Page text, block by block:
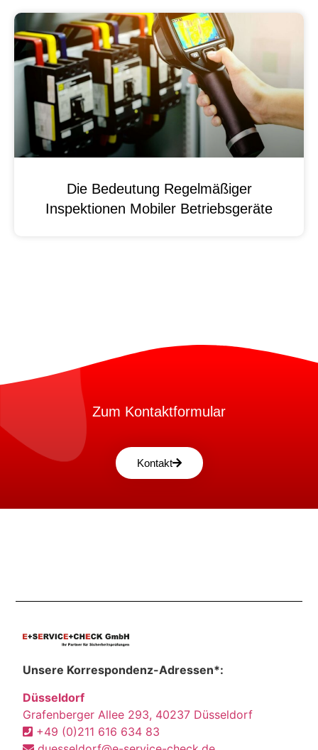
Die Bedeutung Regelmäßiger
Inspektionen Mobiler Betriebsgeräte
Zum Kontaktformular
Kontakt
Unsere Korrespondenz-Adressen*:
Düsseldorf
Grafenberger Allee 293, 40237 Düsseldorf
+49 (0)211 616 634 83